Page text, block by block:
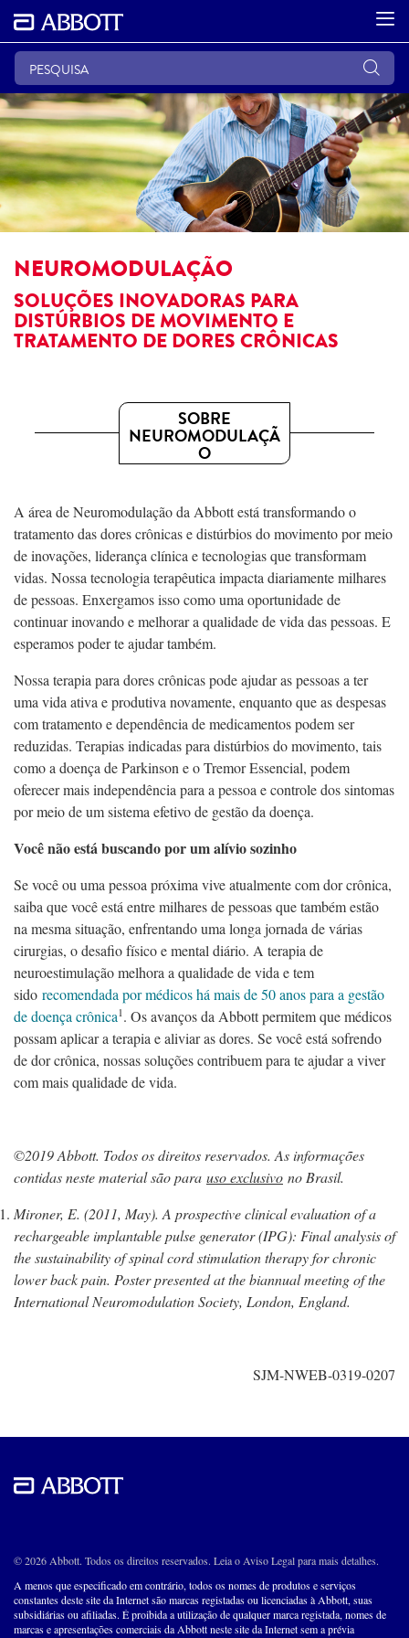
NEUROMODULAÇÃO
SOLUÇÕES INOVADORAS PARA
DISTÚRBIOS DE MOVIMENTO E
TRATAMENTO DE DORES CRÔNICAS
SOBRE
NEUROMODULAÇÃ
O
A área de Neuromodulação da Abbott está transformando o
tratamento das dores crônicas e distúrbios do movimento por meio
de inovações, liderança clínica e tecnologias que transformam
vidas. Nossa tecnologia terapêutica impacta diariamente milhares
de pessoas. Enxergamos isso como uma oportunidade de
continuar inovando e melhorar a qualidade de vida das pessoas. E
esperamos poder te ajudar também.
Nossa terapia para dores crônicas pode ajudar as pessoas a ter
uma vida ativa e produtiva novamente, enquanto que as despesas
com tratamento e dependência de medicamentos podem ser
reduzidas. Terapias indicadas para distúrbios do movimento, tais
como a doença de Parkinson e o Tremor Essencial, podem
oferecer mais independência para a pessoa e controle dos sintomas
por meio de um sistema efetivo de gestão da doença.
Você não está buscando por um alívio sozinho
Se você ou uma pessoa próxima vive atualmente com dor crônica,
saiba que você está entre milhares de pessoas que também estão
na mesma situação, enfrentando uma longa jornada de várias
cirurgias, o desafio físico e mental diário. A terapia de
neuroestimulação melhora a qualidade de vida e tem
sido recomendada por médicos há mais de 50 anos para a gestão
de doença crônica1. Os avanços da Abbott permitem que médicos
possam aplicar a terapia e aliviar as dores. Se você está sofrendo
de dor crônica, nossas soluções contribuem para te ajudar a viver
com mais qualidade de vida.
©2019 Abbott. Todos os direitos reservados. As informações
contidas neste material são para uso exclusivo no Brasil.
Mironer, E. (2011, May). A prospective clinical evaluation of a
rechargeable implantable pulse generator (IPG): Final analysis of
the sustainability of spinal cord stimulation therapy for chronic
lower back pain. Poster presented at the biannual meeting of the
International Neuromodulation Society, London, England.
SJM-NWEB-0319-0207
© 2026 Abbott. Todos os direitos reservados. Leia o Aviso Legal para mais detalhes.
A menos que especificado em contrário, todos os nomes de produtos e serviços
constantes deste site da Internet são marcas registadas ou licenciadas à Abbott, suas
subsidiárias ou afiliadas. É proibida a utilização de qualquer marca registada, nomes de
marcas e apresentações comerciais da Abbott neste site da Internet sem a prévia